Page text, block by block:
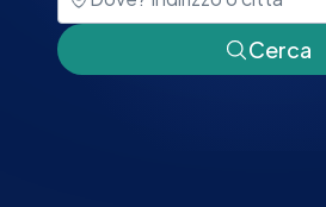
Cerca